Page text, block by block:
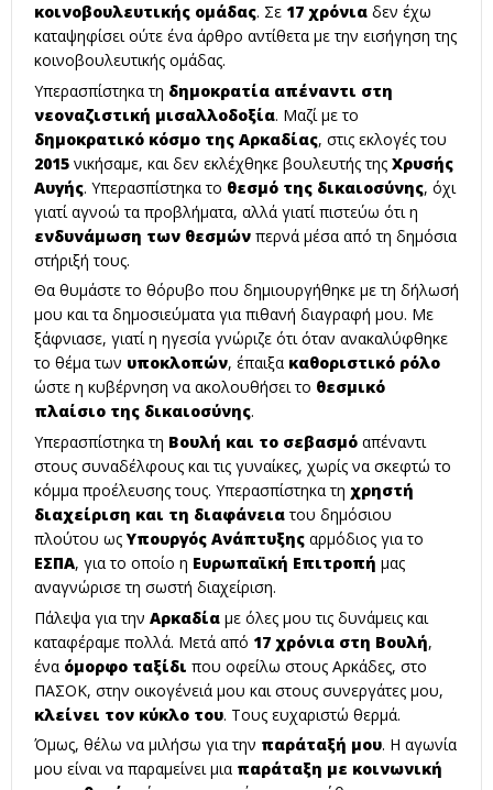
κοινοβουλευτικής ομάδας. Σε 17 χρόνια δεν έχω
καταψηφίσει ούτε ένα άρθρο αντίθετα με την εισήγηση της
κοινοβουλευτικής ομάδας.
Υπερασπίστηκα τη δημοκρατία απέναντι στη
νεοναζιστική μισαλλοδοξία. Μαζί με το
δημοκρατικό κόσμο της Αρκαδίας, στις εκλογές του
2015 νικήσαμε, και δεν εκλέχθηκε βουλευτής της Χρυσής
Αυγής. Υπερασπίστηκα το θεσμό της δικαιοσύνης, όχι
γιατί αγνοώ τα προβλήματα, αλλά γιατί πιστεύω ότι η
ενδυνάμωση των θεσμών περνά μέσα από τη δημόσια
στήριξή τους.
Θα θυμάστε το θόρυβο που δημιουργήθηκε με τη δήλωσή
μου και τα δημοσιεύματα για πιθανή διαγραφή μου. Με
ξάφνιασε, γιατί η ηγεσία γνώριζε ότι όταν ανακαλύφθηκε
το θέμα των υποκλοπών, έπαιξα καθοριστικό ρόλο
ώστε η κυβέρνηση να ακολουθήσει το θεσμικό
πλαίσιο της δικαιοσύνης.
Υπερασπίστηκα τη Βουλή και το σεβασμό απέναντι
στους συναδέλφους και τις γυναίκες, χωρίς να σκεφτώ το
κόμμα προέλευσης τους. Υπερασπίστηκα τη χρηστή
διαχείριση και τη διαφάνειατου δημόσιου
πλούτου ως Υπουργός Ανάπτυξης αρμόδιος για το
ΕΣΠΑ, για το οποίο η Ευρωπαϊκή Επιτροπή μας
αναγνώρισε τη σωστή διαχείριση.
Πάλεψα για την Αρκαδία με όλες μου τις δυνάμεις και
καταφέραμε πολλά. Μετά από 17 χρόνια στη Βουλή,
ένα όμορφο ταξίδι που οφείλω στους Αρκάδες, στο
ΠΑΣΟΚ, στην οικογένειά μου και στους συνεργάτες μου,
κλείνει τον κύκλο του. Τους ευχαριστώ θερμά.
Όμως, θέλω να μιλήσω για την παράταξή μου. Η αγωνία
μου είναι να παραμείνει μια παράταξη με κοινωνική